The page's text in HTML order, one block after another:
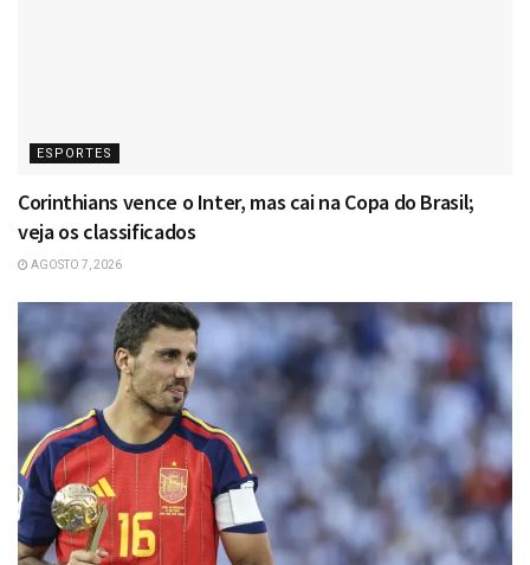
ESPORTES
Corinthians vence o Inter, mas cai na Copa do Brasil;
veja os classificados
AGOSTO 7, 2026